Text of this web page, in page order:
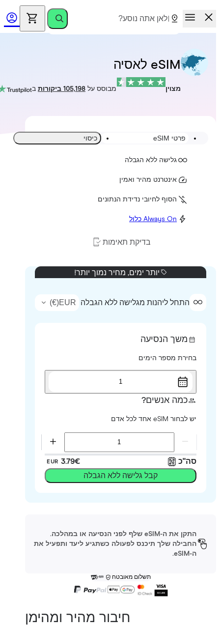
eSIM לאסיה
מבוסס על105,198 ביקורות ב
פרטי eSIM כיסוי
גלישה ללא הגבלה
אינטרנט מהיר ואמין
הסוף לחיובי נדידת הנתונים
Always On כלול
בדיקת תאימות
יותר ימים, מחיר נמוך יותר!
התחל ליהנות מגלישה ללא הגבלה EUR
€
)
משך הנסיעה
בחירת מספר הימים
כמה אנשים?
יש לבחור eSIM אחד לכל אדם
EUR
קבל גלישה ללא הגבלה
התקן את ה-eSIM שלף לפני הנסיעה או במהלכה.
החבילה שלך תיכנס לפעולה כשתגיע ליעד ותפעיל את
תשלום מאובטח
חיבור מהיר ומהימן